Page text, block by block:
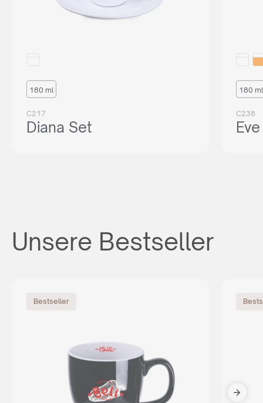
180 ml
C217
Diana Set
180 ml
C238
Unsere Bestseller
Bestseller